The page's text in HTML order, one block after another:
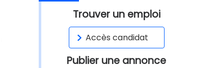
Trouver un emploi
Accès candidat
Publier une annonce